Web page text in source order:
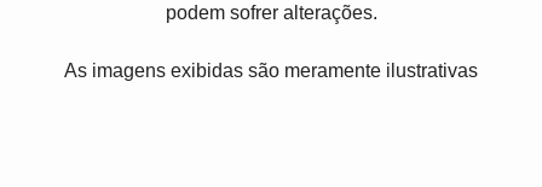
podem sofrer alterações.
As imagens exibidas são meramente ilustrativas